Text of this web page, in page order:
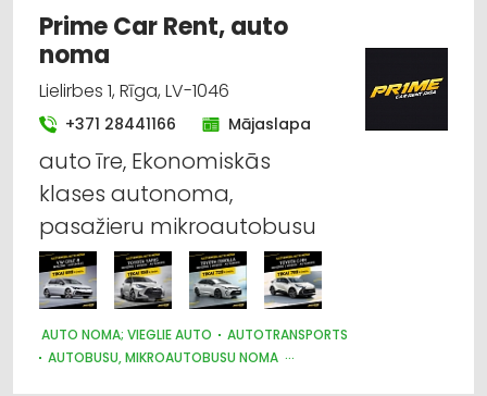
Prime Car Rent, auto
noma
Lielirbes 1, Rīga, LV-1046
+371 28441166 Mājaslapa
auto īre, Ekonomiskās
klases autonoma,
pasažieru mikroautobusu
AUTO NOMA; VIEGLIE AUTO
AUTOTRANSPORTS
AUTOBUSU, MIKROAUTOBUSU NOMA